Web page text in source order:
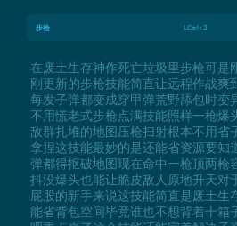
步枪 LCtrl+3
在废土生存神作死亡垃圾里步枪可是
刚更新的步枪技能简直让远程作战爽
每发子弹都变成穿甲弹荒野舔包时变
不用慌老式步枪点满技能照样一枪爆
敌群扎堆的地图压枪扫射根本不用省
拿捏这技能最妙的是还能省资源要知
弹都得抠破地图现在命中一枪顶两枪
抖没爆头也能让脆皮敌人原地升天对
屁股的新手来说这技能简直是废土生
能省背包空间毕竟谁也不想背着十箱